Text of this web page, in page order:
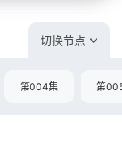
切换节点
第004集 第